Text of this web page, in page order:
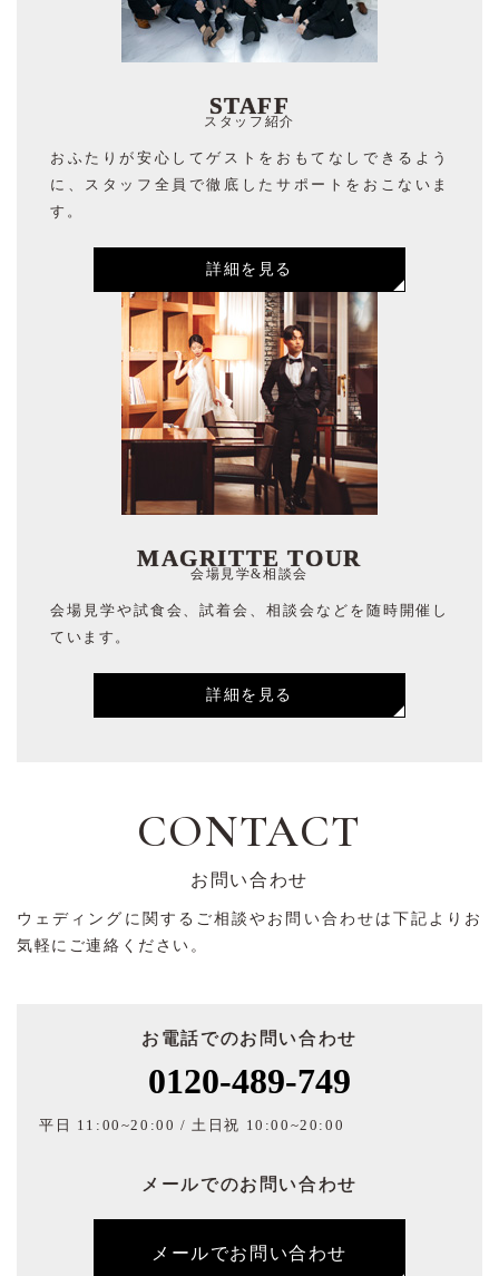
STAFF
スタッフ紹介
おふたりが安心してゲストをおもてなしできるよう
に、スタッフ全員で徹底したサポートをおこないま
す。
詳細を見る
MAGRITTE TOUR
会場見学&相談会
会場見学や試食会、試着会、相談会などを随時開催し
ています。
詳細を見る
CONTACT
お問い合わせ
ウェディングに関するご相談やお問い合わせは下記よりお
気軽にご連絡ください。
お電話でのお問い合わせ
0120-489-749
平日 11:00~20:00 / 土日祝 10:00~20:00
メールでのお問い合わせ
メールでお問い合わせ